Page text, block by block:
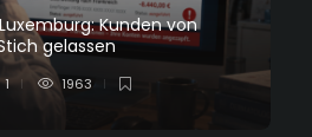
Kunden von
gelassen
1 1963